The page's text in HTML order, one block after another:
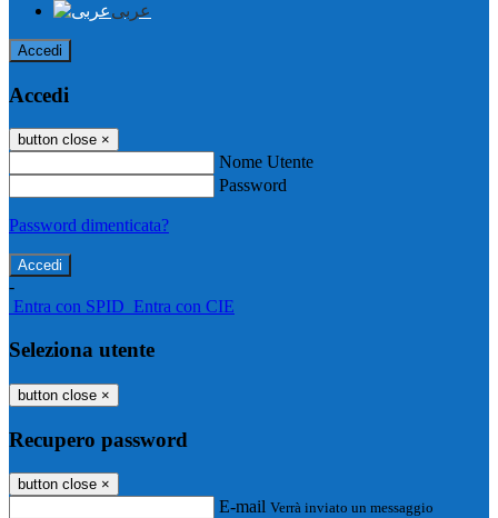
عربى
Accedi
Accedi
button close ×
Nome Utente
Password
Password dimenticata?
-
Entra con SPID Entra con CIE
Seleziona utente
button close ×
Recupero password
button close ×
E-mail Verrà inviato un messaggio